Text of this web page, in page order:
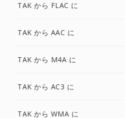
TAK から FLAC に
TAK から AAC に
TAK から M4A に
TAK から AC3 に
TAK から WMA に